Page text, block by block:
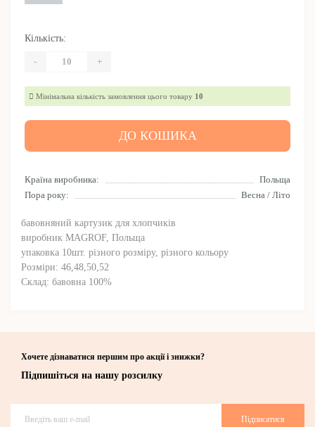
Країна виробника:
Польща
Пора року:
Весна / Літо
бавовняний картузик для хлопчиків
виробник MAGROF, Польща
упаковка 10шт. різного розміру, різного кольору
Розміри: 46,48,50,52
Склад: бавовна 100%
Кількість:
- +
Мінімальна кількість замовлення цього товару 10
ДО КОШИКА
Хочете дізнаватися першим про акції і знижки?
Підпишіться на нашу розсилку
Підписатися